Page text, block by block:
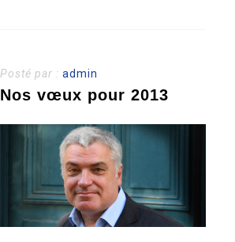
Posté par :admin
Nos vœux pour 2013